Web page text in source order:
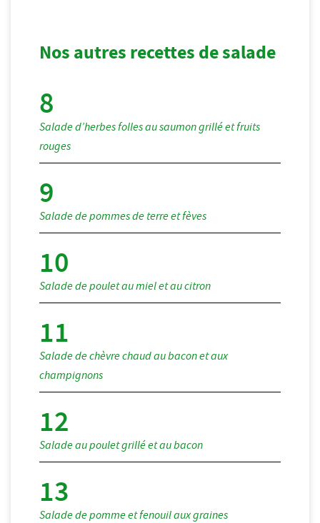
Nos autres recettes de salade
Salade d’herbes folles au saumon grillé et fruits
rouges
Salade de pommes de terre et fèves
Salade de poulet au miel et au citron
Salade de chèvre chaud au bacon et aux
champignons
Salade au poulet grillé et au bacon
Salade de pomme et fenouil aux graines